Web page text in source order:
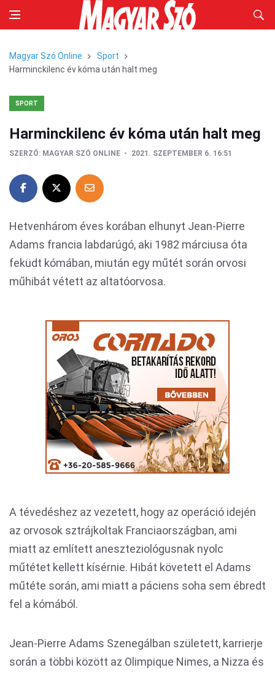
Magyar Szó Online
Sport
Harminckilenc év kóma után halt meg
SPORT
Harminckilenc év kóma után halt meg
SZERZŐ: MAGYAR SZÓ ONLINE 2021. SZEPTEMBER 6. 16:51
Hetvenhárom éves korában elhunyt Jean-Pierre
Adams francia labdarúgó, aki 1982 márciusa óta
feküdt kómában, miután egy műtét során orvosi
műhibát vétett az altatóorvosa.
A tévedéshez az vezetett, hogy az operáció idején
az orvosok sztrájkoltak Franciaországban, ami
miatt az említett aneszteziológusnak nyolc
műtétet kellett kísérnie. Hibát követett el Adams
műtéte során, ami miatt a páciens soha sem ébredt
fel a kómából.
Jean-Pierre Adams Szenegálban született, karrierje
során a többi között az Olimpique Nimes, a Nizza és